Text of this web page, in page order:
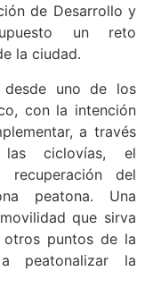
de Desarrollo y
un reto
la ciudad.
desde uno de los
con la intención
a través
las ciclovías, el
del
peatona. Una
que sirva
puntos de la
peatonalizar la